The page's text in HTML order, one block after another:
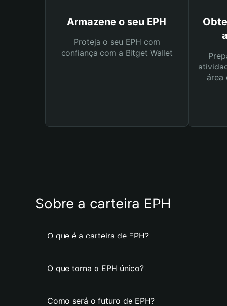
Armazene o seu EPH
Proteja o seu EPH com
confiança com a Bitget Wallet
área
Sobre a carteira EPH
O que é a carteira de EPH?
O que torna o EPH único?
Como será o futuro de EPH?